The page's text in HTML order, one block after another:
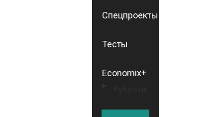
Спецпроекты
Тесты
Economix+